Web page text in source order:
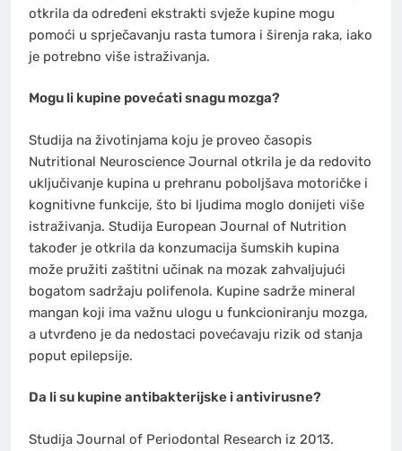
otkrila da određeni ekstrakti svježe kupine mogu
pomoći u sprječavanju rasta tumora i širenja raka, iako
je potrebno više istraživanja.
Mogu li kupine povećati snagu mozga?
Studija na životinjama koju je proveo časopis
Nutritional Neuroscience Journal otkrila je da redovito
uključivanje kupina u prehranu poboljšava motoričke i
kognitivne funkcije, što bi ljudima moglo donijeti više
istraživanja. Studija European Journal of Nutrition
također je otkrila da konzumacija šumskih kupina
može pružiti zaštitni učinak na mozak zahvaljujući
bogatom sadržaju polifenola. Kupine sadrže mineral
mangan koji ima važnu ulogu u funkcioniranju mozga,
a utvrđeno je da nedostaci povećavaju rizik od stanja
poput epilepsije.
Da li su kupine antibakterijske i antivirusne?
Studija Journal of Periodontal Research iz 2013.